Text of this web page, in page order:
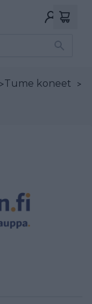
>Tume koneet >